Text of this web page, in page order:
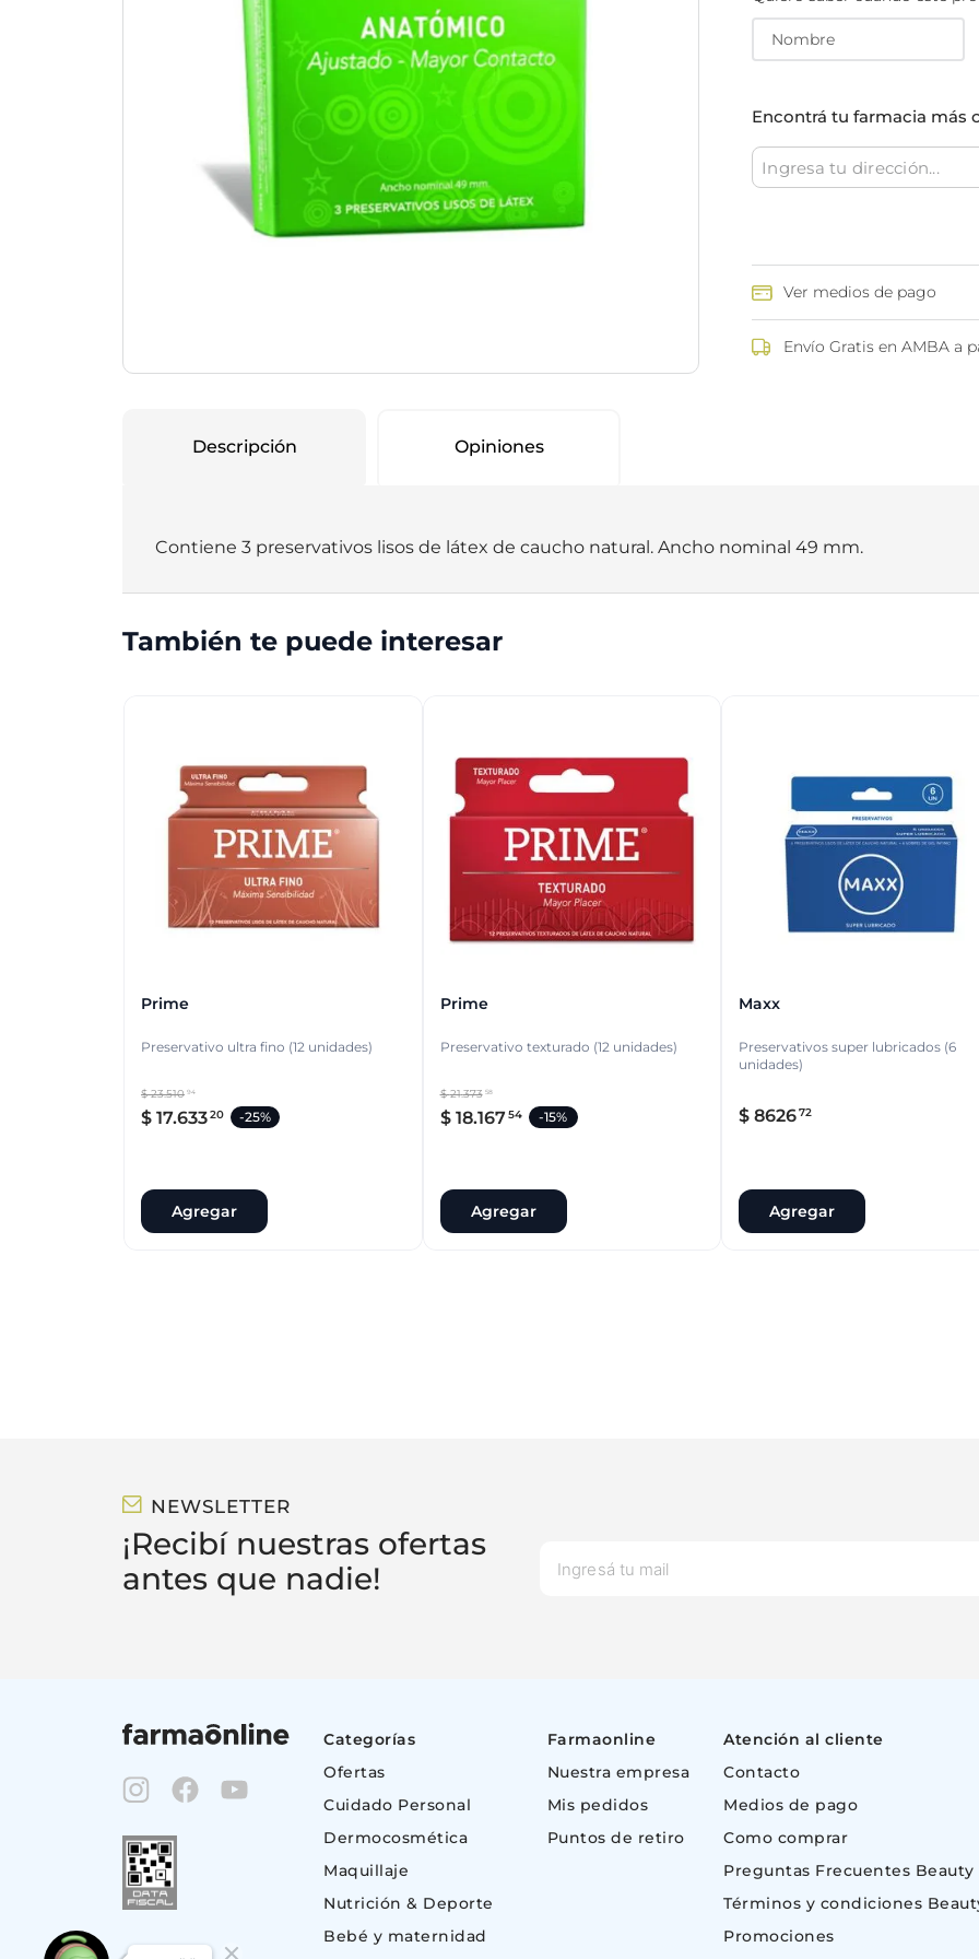
Protección Femenina
Cuidado intimo
Protectores diarios
Copas menstruales
Tampones
Toallas con y sin alas
Protectores mamarios
Encontrá tu farmacia más
Ver medios de pago
Envío Gratis en AMBA a
Descripción Opiniones
Contiene 3 preservativos lisos de látex de caucho natural. Ancho nominal 49 mm.
También te puede interesar
Prime
Preservativo ultra fino (12 unidades)
$ 23.510 94
$ 17.63320 -25%
Agregar
Prime
Preservativo texturado (12 unidades)
$ 21.373 58
$ 18.16754 -15%
Agregar
Maxx
Preservativos super lubricados (6
unidades)
$ 862672
Agregar
NEWSLETTER
¡Recibí nuestras ofertas
antes que nadie!
Categorías
Ofertas
Cuidado Personal
Dermocosmética
Maquillaje
Nutrición & Deporte
Bebé y maternidad
Farmaonline
Nuestra empresa
Mis pedidos
Puntos de retiro
Atención al cliente
Contacto
Medios de pago
Como comprar
Preguntas Frecuentes Beauty
Términos y condiciones
Promociones